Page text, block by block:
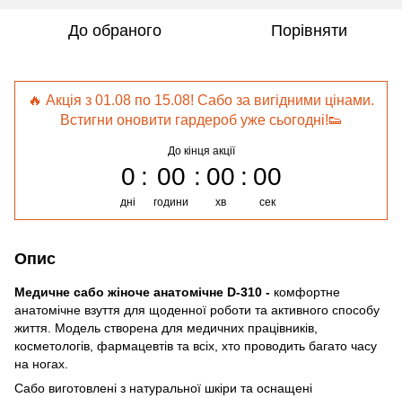
До обраного Порівняти
🔥 Акція з 01.08 по 15.08! Сабо за вигідними цінами.
Встигни оновити гардероб уже сьогодні!👟
До кінця акції
0
дні
00
години
00
хв
00
сек
Опис
Медичне сабо жіноче анатомічне D-310 - комфортне
анатомічне взуття для щоденної роботи та активного способу
життя. Модель створена для медичних працівників,
косметологів, фармацевтів та всіх, хто проводить багато часу
на ногах.
Сабо виготовлені з натуральної шкіри та оснащені